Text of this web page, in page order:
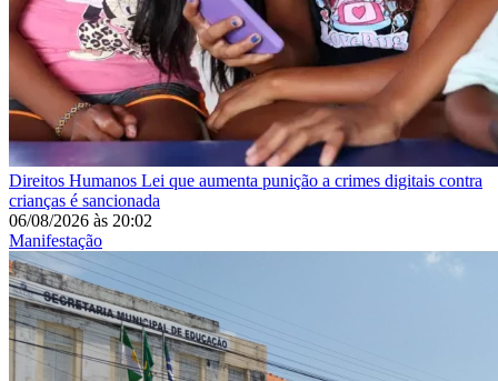
Direitos Humanos Lei que aumenta punição a crimes digitais contra
crianças é sancionada
06/08/2026 às 20:02
Manifestação